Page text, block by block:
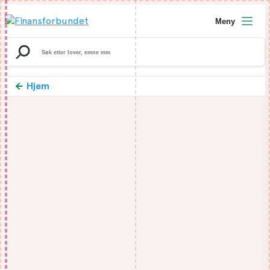
Search
for:
Meny
Hjem